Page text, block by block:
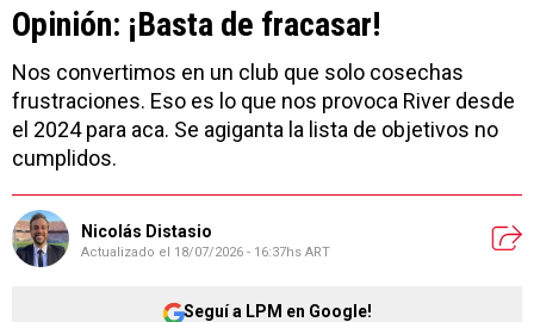
Opinión: ¡Basta de fracasar!
Nos convertimos en un club que solo cosechas
frustraciones. Eso es lo que nos provoca River desde
el 2024 para aca. Se agiganta la lista de objetivos no
cumplidos.
Nicolás Distasio
Actualizado el 18/07/2026 - 16:37hs ART
Seguí a LPM en Google!